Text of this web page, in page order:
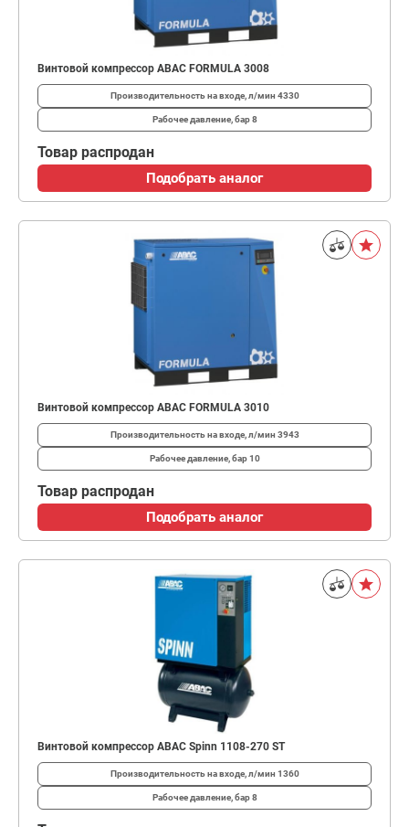
Винтовой компрессор ABAC FORMULA 3008
Производительность на входе, л/мин 4330
Рабочее давление, бар8
Товар распродан
Подобрать аналог
Винтовой компрессор ABAC FORMULA 3010
Производительность на входе, л/мин 3943
Рабочее давление, бар10
Товар распродан
Подобрать аналог
Винтовой компрессор ABAC Spinn 1108-270 ST
Производительность на входе, л/мин 1360
Рабочее давление, бар8